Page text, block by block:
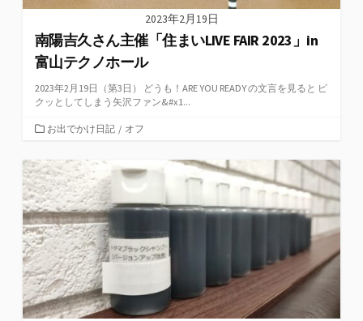
2023年2月19日
南陽吉久さん主催「住まいLIVE FAIR 2023」in
富山テクノホール
2023年2月19日（第3日） どうも！ARE YOU READY の文言を見ると ピ
クッとしてしまう矢沢ファン&#x1...
カ
ゴ
リ
ー
お出でかけ日記 / オフ